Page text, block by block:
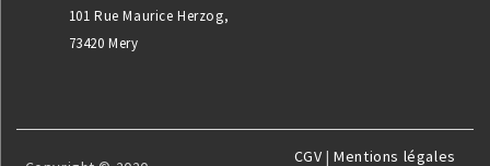
101 Rue Maurice Herzog,
73420 Mery
CGV |Mentions légales